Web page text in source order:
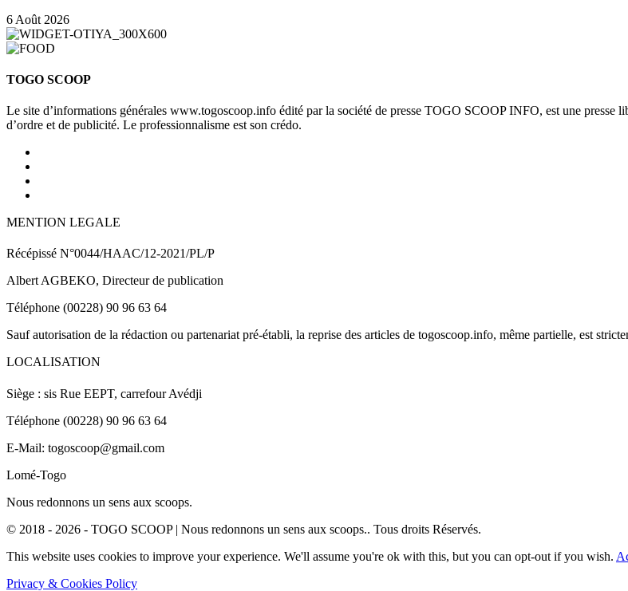
6 Août 2026
TOGO SCOOP
Le site d’informations générales www.togoscoop.info édité par la société de presse TOGO SCOOP INFO, est une presse
d’ordre et de publicité. Le professionnalisme est son crédo.
MENTION LEGALE
Récépissé N°0044/HAAC/12-2021/PL/P
Albert AGBEKO, Directeur de publication
Téléphone (00228) 90 96 63 64
Sauf autorisation de la rédaction ou partenariat pré-établi, la reprise des articles de togoscoop.info, même partielle, est
LOCALISATION
Siège : sis Rue EEPT, carrefour Avédji
Téléphone (00228) 90 96 63 64
E-Mail: togoscoop@gmail.com
Lomé-Togo
Nous redonnons un sens aux scoops.
© 2018 - 2026 - TOGO SCOOP | Nous redonnons un sens aux scoops.. Tous droits Réservés.
This website uses cookies to improve your experience. We'll assume you're ok with this, but you can opt-out if you wish.
Privacy & Cookies Policy